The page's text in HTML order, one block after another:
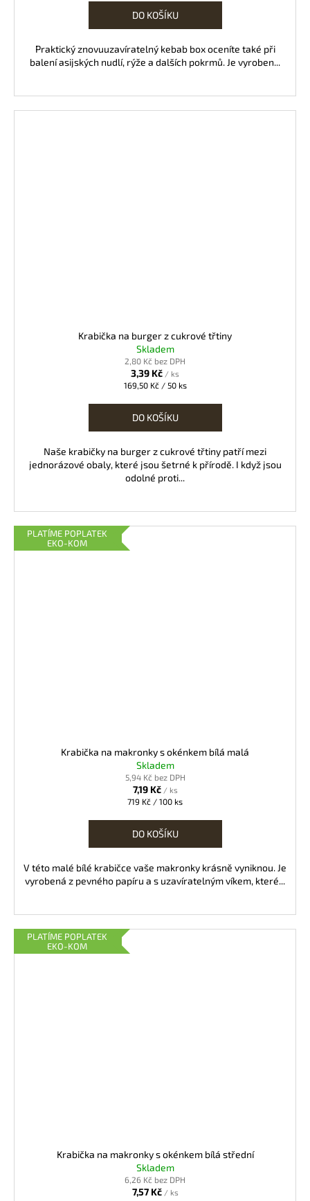
DO KOŠÍKU
Praktický znovuuzavíratelný kebab box oceníte také při
balení asijských nudlí, rýže a dalších pokrmů. Je vyroben...
Krabička na burger z cukrové třtiny
Skladem
2,80 Kč bez DPH
3,39 Kč / ks
Měrná
169,50 Kč / 50 ks
DO KOŠÍKU
Naše krabičky na burger z cukrové třtiny patří mezi
jednorázové obaly, které jsou šetrné k přírodě. I když jsou
odolné proti...
PLATÍME POPLATEK
EKO-KOM
Krabička na makronky s okénkem bílá malá
Skladem
5,94 Kč bez DPH
7,19 Kč / ks
Měrná
719 Kč / 100 ks
DO KOŠÍKU
V této malé bílé krabičce vaše makronky krásně vyniknou. Je
vyrobená z pevného papíru a s uzavíratelným víkem, které...
PLATÍME POPLATEK
EKO-KOM
Krabička na makronky s okénkem bílá střední
Skladem
6,26 Kč bez DPH
7,57 Kč / ks